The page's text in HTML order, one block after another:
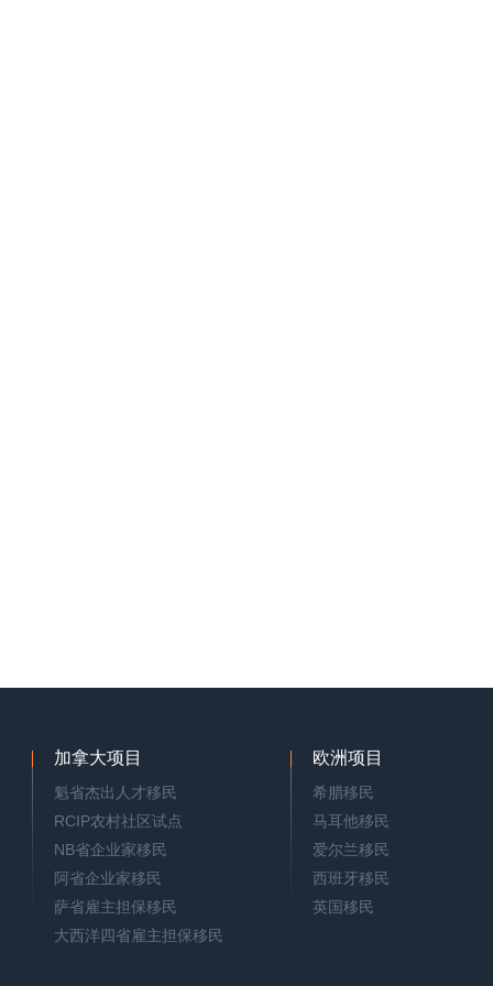
加拿大项目
魁省杰出人才移民
RCIP农村社区试点
NB省企业家移民
阿省企业家移民
萨省雇主担保移民
大西洋四省雇主担保移民
欧洲项目
希腊移民
马耳他移民
爱尔兰移民
西班牙移民
英国移民